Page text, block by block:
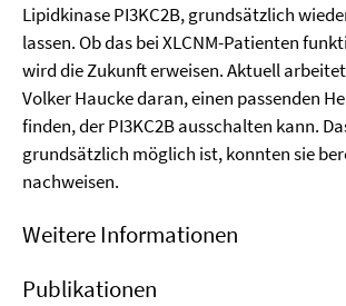
Lipidkinase PI3KC2B, grundsätzlich
lassen. Ob das bei XLCNM-Patienten
wird die Zukunft erweisen. Aktuell
Volker Haucke daran, einen passenden
finden, der PI3KC2B ausschalten kann.
grundsätzlich möglich ist, konnten sie
nachweisen.
Weitere Informationen
Publikationen